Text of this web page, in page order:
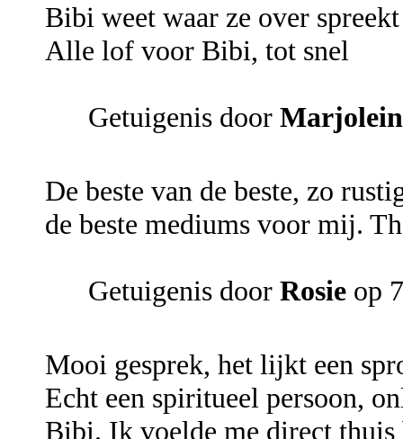
Bibi weet waar ze over
Alle lof voor Bibi, tot snel
Getuigenis door Marjolein
De beste van de beste, zo
de beste mediums voor mij.
Getuigenis door Rosie op
Mooi gesprek, het lijkt een
Echt een spiritueel persoon,
Bibi. Ik voelde me direct